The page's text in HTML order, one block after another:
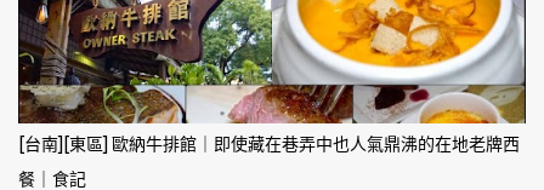
[台南][東區] 歐納牛排館｜即使藏在巷弄中也人氣鼎沸的在地老牌西
餐｜食記